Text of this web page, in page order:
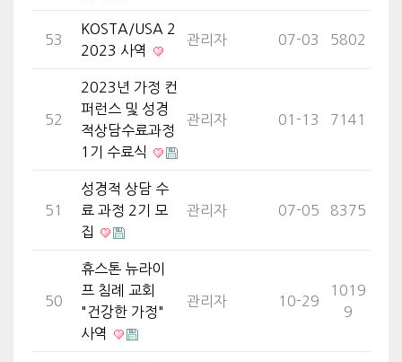
53
KOSTA/USA 2
2023 사역
관리자 07-03 5802
52
2023년 가정 컨
퍼런스 및 성경
적상담수료과정
1기 수료식
관리자 01-13 7141
51
성경적 상담 수
료 과정 2기 모
집
관리자 07-05 8375
50
휴스톤 뉴라이
프 침례 교회
"건강한 가정"
사역
관리자 10-29
1019
9